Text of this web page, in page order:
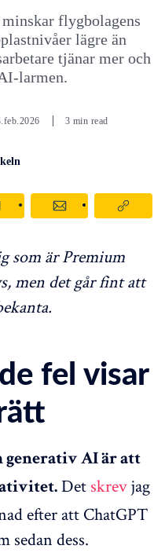
minskar flygbolagens
lägre än
tjänar mer och
larmen.
3 min read
som är Premium
men det går fint att
fel visar
AI är att
Det skrevjag
efter att ChatGPT
sedan dess.